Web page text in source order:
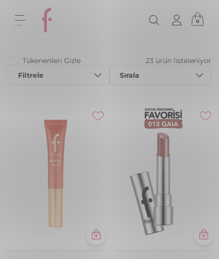
0
Tükenenleri Gizle
23 ürün listeleniyor
Filtrele
Sırala